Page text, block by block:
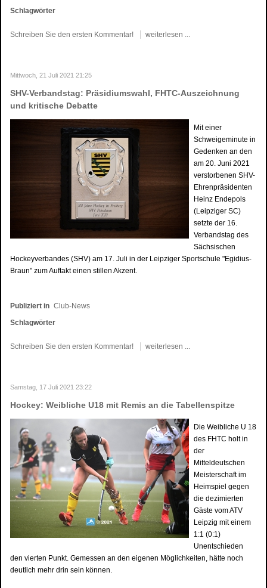
Schlagwörter
Schreiben Sie den ersten Kommentar! weiterlesen ...
Mittwoch, 21 Juli 2021 21:25
SHV-Verbandstag: Präsidiumswahl, FHTC-Auszeichnung
und kritische Debatte
Mit einer
Schweigeminute in
Gedenken an den
am 20. Juni 2021
verstorbenen SHV-
Ehrenpräsidenten
Heinz Endepols
(Leipziger SC)
setzte der 16.
Verbandstag des
Sächsischen
Hockeyverbandes (SHV) am 17. Juli in der Leipziger Sportschule "Egidius-
Braun" zum Auftakt einen stillen Akzent.
Publiziert in Club-News
Schlagwörter
Schreiben Sie den ersten Kommentar! weiterlesen ...
Samstag, 17 Juli 2021 23:22
Hockey: Weibliche U18 mit Remis an die Tabellenspitze
Die Weibliche U 18
des FHTC holt in
der
Mitteldeutschen
Meisterschaft im
Heimspiel gegen
die dezimierten
Gäste vom ATV
Leipzig mit einem
1:1 (0:1)
Unentschieden
den vierten Punkt. Gemessen an den eigenen Möglichkeiten, hätte noch
deutlich mehr drin sein können.